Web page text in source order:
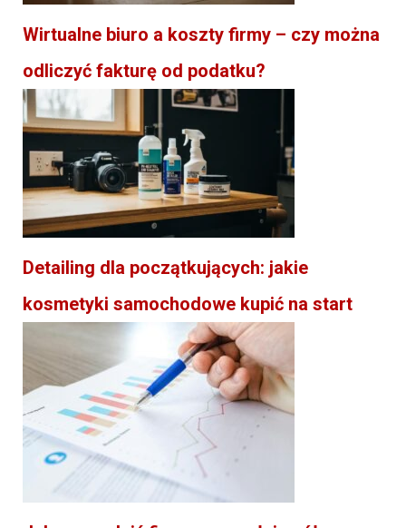
Wirtualne biuro a koszty firmy – czy można
odliczyć fakturę od podatku?
Detailing dla początkujących: jakie
kosmetyki samochodowe kupić na start